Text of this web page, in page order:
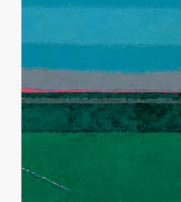
풍경으로 시각화되었다. 특히 풍경의
내면을 반영하는 중요한 주제로서
때로는 민족적 정서가 흐르는 정경으
세계의 모습 등으로 다양하게 변주
2. 색채 '색은 살아 움직인다'두 번째
‘색’의 가능성이다. 회화를 구성하는
색을 중요하게 여겼던 작가들은 공
색면을 바탕으로 한 추상 작업을 선
선과 면의 단순하고 간결한 구성은
하는 역할을 한다. 작품 속 색은 그 자
자연의 원형과 생명력 넘치는 근원적
3. 물성 '물질로 수행을 할 때'마지막